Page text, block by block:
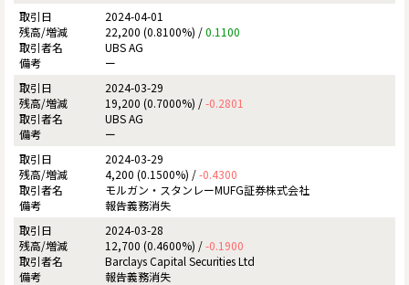
2024-04-01
22,200 (0.8100%) /0.1100
UBS AG
ー
2024-03-29
19,200 (0.7000%) /-0.2801
UBS AG
ー
2024-03-29
4,200 (0.1500%) /-0.4300
モルガン・スタンレーMUFG証券株式会社
報告義務消失
2024-03-28
12,700 (0.4600%) /-0.1900
Barclays Capital Securities Ltd
報告義務消失